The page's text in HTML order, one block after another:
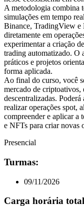
A metodologia combina
simulações em tempo
Binance, TradingView e
diretamente em
experimentar a criação
trading automatizado. O
práticos e projetos
forma aplicada.
Ao final do curso, você
mercado de criptoativos,
descentralizadas.
realizar operações spot,
compreender e aplicar a
e NFTs para criar novas
Presencial
Turmas:
09/11/2026
Carga horária